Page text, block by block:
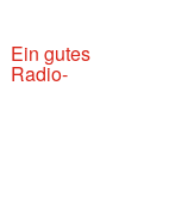
Ein gutes
Radio-